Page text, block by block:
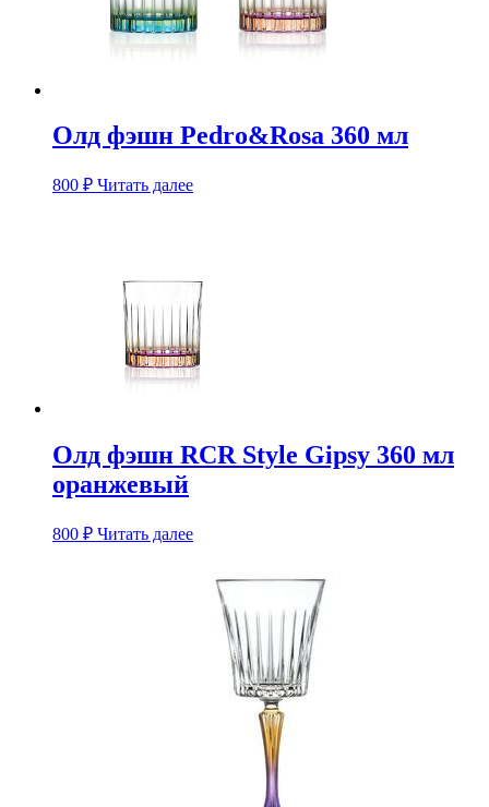
Олд фэшн Pedro&Rosa 360 мл
800 ₽ Читать далее
Олд фэшн RCR Style Gipsy 360 мл
оранжевый
800 ₽ Читать далее